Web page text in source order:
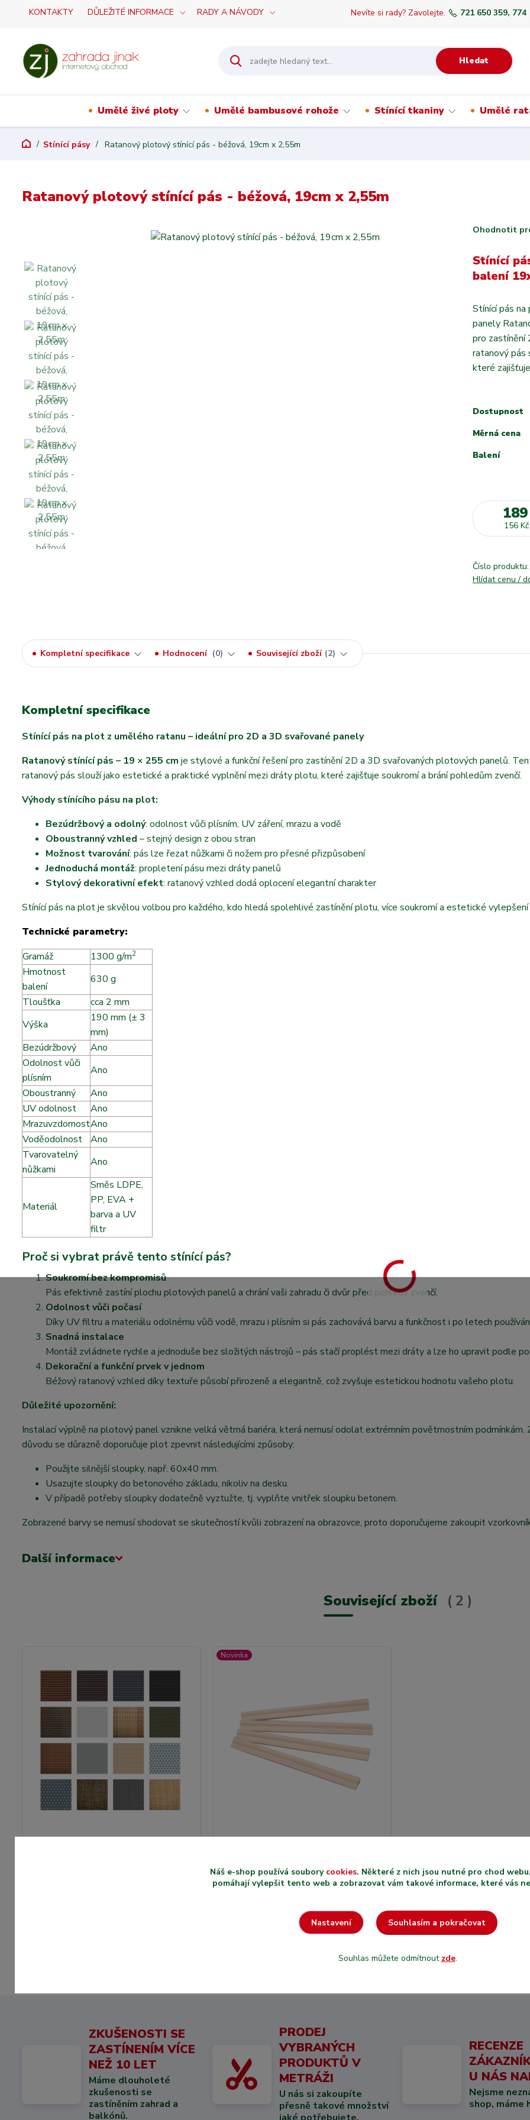
KONTAKTY DŮLEŽITÉ INFORMACE RADY A NÁVODY
Hledat
Nevíte si rady? Zavolejte. 721 650 359, 774
Umělé živé ploty Umělé bambusové rohože Stínící tkaniny Umělé
Stínící pásy Ratanový plotový stínící pás - béžová, 19cm x 2,55m
Ratanový plotový stínící pás - béžová, 19cm x 2,55m
Ohodnotit
Stínící
balení
Stínící pás
panely
pro zastínění
ratanový pás
které
Dostupnost
Měrná cena
Balení
156 Kč
Číslo produktu:
Hlídat cenu /
Kompletní specifikace Hodnocení 0 Související zboží 2
Kompletní specifikace
Stínící pás na plot z umělého ratanu – ideální pro 2D a 3D svařované panely
Ratanový stínící pás – 19 × 255 cm je stylové a funkční řešení pro zastínění 2D a 3D svařovaných plotových panelů.
ratanový pás slouží jako estetické a praktické vyplnění mezi dráty plotu, které zajišťuje soukromí a brání pohledům zvenčí.
Výhody stínícího pásu na plot:
Bezúdržbový a odolný: odolnost vůči plísním, UV záření, mrazu a vodě
Oboustranný vzhled – stejný design z obou stran
Možnost tvarování: pás lze řezat nůžkami či nožem pro přesné přizpůsobení
Jednoduchá montáž: propletení pásu mezi dráty panelů
Stylový dekorativní efekt: ratanový vzhled dodá oplocení elegantní charakter
Stínící pás na plot je skvělou volbou pro každého, kdo hledá spolehlivé zastínění plotu, více soukromí a estetické
Technické parametry:
Gramáž
1300 g/m2
Hmotnost
balení
630 g
Tloušťka
cca 2 mm
Výška
190 mm (± 3
mm)
Bezúdržbový
Ano
Odolnost vůči
plísním
Ano
Oboustranný
Ano
UV odolnost
Ano
MrazuvzdornostAno
Voděodolnost
Ano
Tvarovatelný
nůžkami
Ano
Materiál
Směs LDPE,
PP, EVA +
barva a UV
filtr
Proč si vybrat právě tento stínící pás?
Soukromí bez kompromisů
Pás efektivně zastíní plochu plotových panelů a chrání vaši zahradu či dvůr před pohledy zvenčí.
Odolnost vůči počasí
Díky UV filtru a materiálu odolnému vůči vodě, mrazu i plísním si pás zachovává barvu a funkčnost i po letech
Snadná instalace
Montáž zvládnete rychle a jednoduše bez složitých nástrojů – pás stačí proplést mezi dráty a lze ho upravit podle
Dekorační a funkční prvek v jednom
Béžový ratanový vzhled díky textuře působí přirozeně a elegantně, což zvyšuje estetickou hodnotu vašeho plotu.
Důležité upozornění:
Instalací výplně na plotový panel vznikne velká větrná bariéra, která nemusí odolat extrémním povětrnostním
důvodu se důrazně doporučuje plot zpevnit následujícími způsoby:
Použijte silnější sloupky, např. 60x40 mm.
Usazujte sloupky do betonového základu, nikoliv na desku.
V případě potřeby sloupky dodatečně vyztužte, tj. vyplňte vnitřek sloupku betonem.
Zobrazené barvy se nemusí shodovat se skutečností kvůli zobrazení na obrazovce, proto doporučujeme zakoupit
Další informace
Související zboží 2
Novinka
8 Kč/ks
7 Kčbez DPH
Skladem
Přidat do košíku
ZKUŠENOSTI SE
ZASTÍNENÍM VÍCE
NEŽ 10 LET
Máme dlouholeté
zkušenosti se
zastíněním zahrad a
balkónů.
PRODEJ
VYBRANÝCH
PRODUKTŮ V
METRÁŽI
U nás si zakoupíte
přesně takové množství
RECENZE
U NÁS
Nejsme
shop, máme
Náš e-shop používá soubory cookies. Některé z nich jsou nutné pro chod
pomáhají vylepšit tento web a zobrazovat vám takové informace, které vás
Nastavení Souhlasím a pokračovat
Souhlas můžete odmítnout zde.